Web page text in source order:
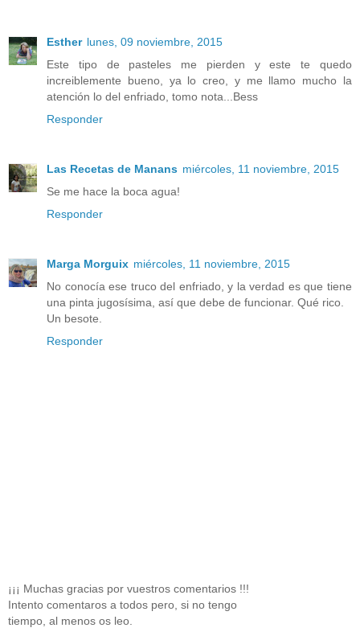
Esther lunes, 09 noviembre, 2015
Este tipo de pasteles me pierden y este te quedo
increiblemente bueno, ya lo creo, y me llamo mucho la
atención lo del enfriado, tomo nota...Bess
Responder
Las Recetas de Manans miércoles, 11 noviembre, 2015
Se me hace la boca agua!
Responder
Marga Morguix miércoles, 11 noviembre, 2015
No conocía ese truco del enfriado, y la verdad es que tiene
una pinta jugosísima, así que debe de funcionar. Qué rico.
Un besote.
Responder
¡¡¡ Muchas gracias por vuestros comentarios !!!
Intento comentaros a todos pero, si no tengo
tiempo, al menos os leo.